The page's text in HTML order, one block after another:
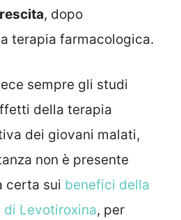
, dopo
terapia farmacologica.
sempre gli studi
della terapia
dei giovani malati,
non è presente
certa sui benefici della
Levotiroxina, per